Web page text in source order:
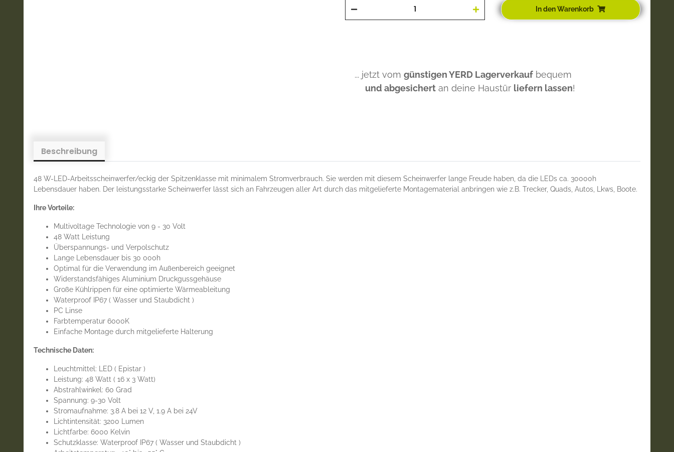
In den Warenkorb
... jetzt vom günstigen YERD Lagerverkauf bequem
und abgesichert an deine Haustür liefern lassen!
Beschreibung
48 W-LED-Arbeitsscheinwerfer/eckig der Spitzenklasse mit minimalem Stromverbrauch. Sie werden mit diesem Scheinwerfer lange Freude haben, da die LEDs ca. 30000h
Lebensdauer haben. Der leistungsstarke Scheinwerfer lässt sich an Fahrzeugen aller Art durch das mitgelieferte Montagematerial anbringen wie z.B. Trecker, Quads, Autos, Lkws, Boote.
Ihre Vorteile:
Multivoltage Technologie von 9 - 30 Volt
48 Watt Leistung
Überspannungs- und Verpolschutz
Lange Lebensdauer bis 30 000h
Optimal für die Verwendung im Außenbereich geeignet
Widerstandsfähiges Aluminium Druckgussgehäuse
Große Kühlrippen für eine optimierte Wärmeableitung
Waterproof IP67 ( Wasser und Staubdicht )
PC Linse
Farbtemperatur 6000K
Einfache Montage durch mitgelieferte Halterung
Technische Daten:
Leuchtmittel: LED ( Epistar )
Leistung: 48 Watt ( 16 x 3 Watt)
Abstrahlwinkel: 60 Grad
Spannung: 9-30 Volt
Stromaufnahme: 3.8 A bei 12 V, 1.9 A bei 24V
Lichtintensität: 3200 Lumen
Lichtfarbe: 6000 Kelvin
Schutzklasse: Waterproof IP67 ( Wasser und Staubdicht )